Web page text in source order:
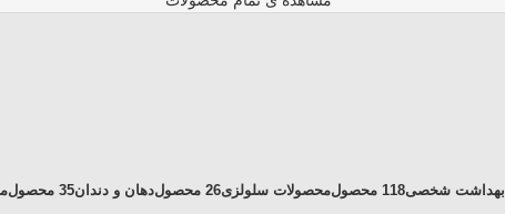
بهداشت شخصی118 محصول محصولات سلولزی26 محصول دهان و دندان35 محصول